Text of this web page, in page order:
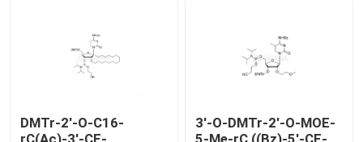
DMTr-2'-O-C16-
rC(Ac)-3'-CE-
3'-O-DMTr-2'-O-MOE-
5-Me-rC ((Bz)-5'-CE-